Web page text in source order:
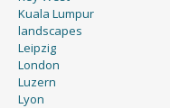
Kuala Lumpur
landscapes
Leipzig
London
Luzern
Lyon